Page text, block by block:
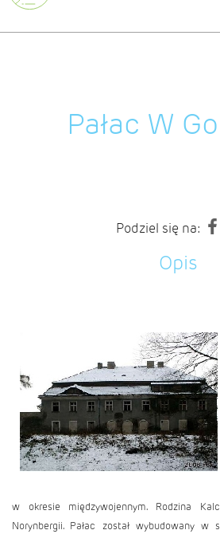
Pałac W
Podziel się na:
Opis
w okresie międzywojennym. Rodzina
Norynbergii. Pałac został wybudowany w